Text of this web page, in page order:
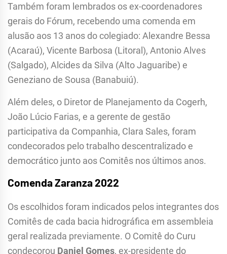
Também foram lembrados os ex-coordenadores
gerais do Fórum, recebendo uma comenda em
alusão aos 13 anos do colegiado: Alexandre Bessa
(Acaraú), Vicente Barbosa (Litoral), Antonio Alves
(Salgado), Alcides da Silva (Alto Jaguaribe) e
Geneziano de Sousa (Banabuiú).
Além deles, o Diretor de Planejamento da Cogerh,
João Lúcio Farias, e a gerente de gestão
participativa da Companhia, Clara Sales, foram
condecorados pelo trabalho descentralizado e
democrático junto aos Comitês nos últimos anos.
Comenda Zaranza 2022
Os escolhidos foram indicados pelos integrantes dos
Comitês de cada bacia hidrográfica em assembleia
geral realizada previamente. O Comitê do Curu
condecorou Daniel Gomes, ex-presidente do